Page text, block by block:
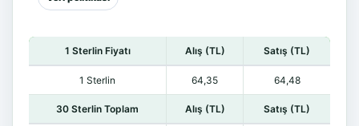
1 Sterlin Fiyatı Alış (TL) Satış (TL)
1 Sterlin 64,35 64,48
30 Sterlin Toplam Alış (TL) Satış (TL)